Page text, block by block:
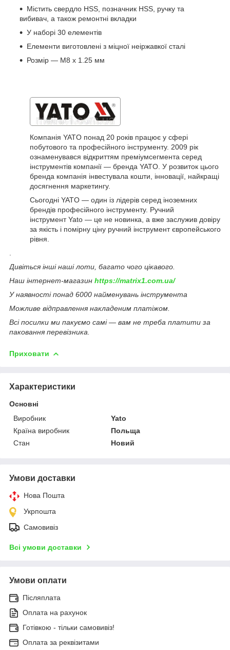
Містить свердло HSS, позначник HSS, ручку та
вибивач, а також ремонтні вкладки
У наборі 30 елементів
Елементи виготовлені з міцної неіржавкої сталі
Розмір — M8 x 1.25 мм
Компанія YATO понад 20 років працює у сфері
побутового та професійного інструменту. 2009 рік
ознаменувався відкриттям преміумсегмента серед
інструментів компанії — бренда YATO. У розвиток цього
бренда компанія інвестувала кошти, інновації, найкращі
досягнення маркетингу.
Сьогодні YATO — один із лідерів серед іноземних
брендів професійного інструменту. Ручний
інструмент Yato — це не новинка, а вже заслужив довіру
за якість і помірну ціну ручний інструмент європейського
рівня.
Дивіться інші наші лоти, багато чого цікавого.
Наш інтернет-магазин https://matrix1.com.ua/
У наявності понад 6000 найменувань інструмента
Можливе відправлення накладеним платіжом.
Всі посилки ми пакуємо самі — вам не треба платити за
паковання перевізника.
Приховати
Характеристики
Основні
Виробник
Yato
Країна виробник
Польща
Стан
Новий
Умови доставки
Нова Пошта
Укрпошта
Самовивіз
Всі умови доставки
Умови оплати
Післяплата
Оплата на рахунок
Готівкою - тільки самовивіз!
Оплата за реквізитами